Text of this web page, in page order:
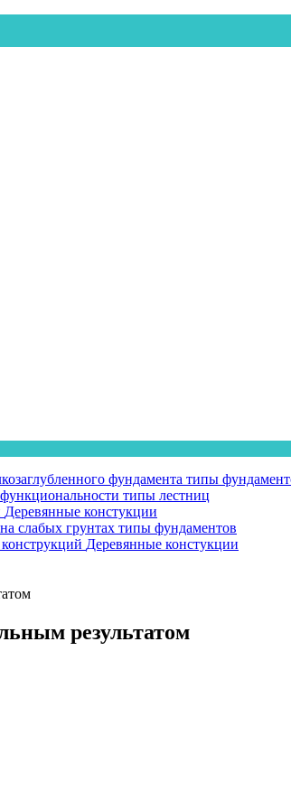
фундамента типы
типы лестниц
Деревянные констукции
слабых грунтах типы фундаментов
Деревянные констукции
результатом